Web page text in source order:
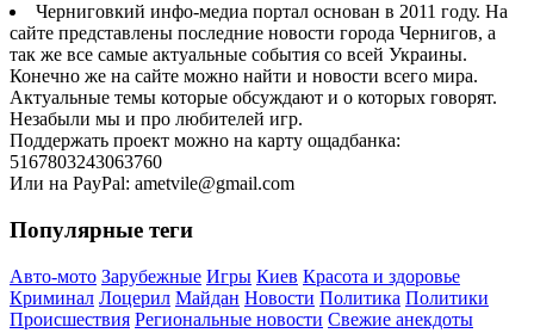
Черниговкий инфо-медиа портал основан в 2011 году. На
сайте представлены последние новости города Чернигов, а
так же все самые актуальные события со всей Украины.
Конечно же на сайте можно найти и новости всего мира.
Актуальные темы которые обсуждают и о которых говорят.
Незабыли мы и про любителей игр.
Поддержать проект можно на карту ощадбанка:
5167803243063760
Или на PayPal: ametvile@gmail.com
Популярные теги
Авто-мото Зарубежные Игры Киев Красота и здоровье
Криминал Лоцерил Майдан Новости Политика Политики
Происшествия Региональные новости Свежие анекдоты